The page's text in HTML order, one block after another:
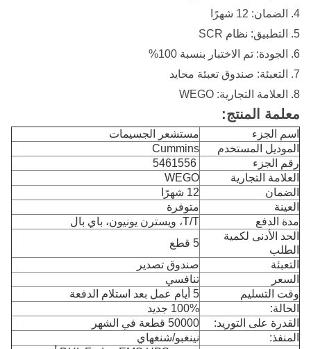
4.
الضمان: 12 شهرًا
5.
التطبيق: نظام SCR
6. الجودة: تم الاختبار بنسبة 100%
7. التعبئة: صندوق تعبئة محايد
8. العلامة التجارية: WEGO
معلمة المنتج:
اسم الجزء
مستشعر الجسيمات
الموديل المستخدم
Cummins
رقم الجزء
العلامة التجارية
WEGO
الضمان
12 شهرًا
العينة
متوفرة
مدة الدفع
T/T، ويسترن يونيون، باي بال
الحد الأدنى لكمية
الطلب
5 قطع
التعبئة
صندوق تصدير
السعر
تنافسي
وقت التسليم
5 أيام عمل بعد استلام الدفعة
الحالة:
100% جديد
القدرة على التوريد:
50000 قطعة في الشهر
المنفذ:
نينغبو/شنغهاي